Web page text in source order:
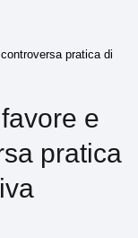
pratica di
e
pratica